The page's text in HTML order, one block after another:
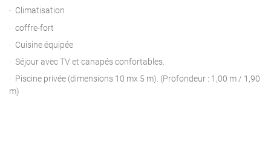
Climatisation
coffre-fort
Cuisine équipée
Séjour avec TV et canapés confortables.
Piscine privée (dimensions 10 mx 5 m). (Profondeur : 1,00 m / 1,90
m)